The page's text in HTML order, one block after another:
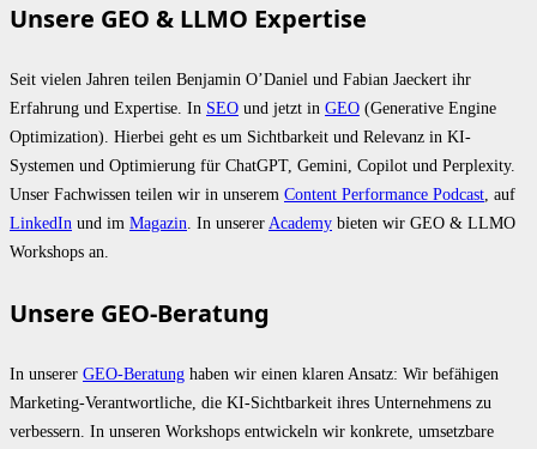
Unsere GEO & LLMO Expertise
Seit vielen Jahren teilen Benjamin O’Daniel und Fabian Jaeckert ihr
Erfahrung und Expertise. In SEO und jetzt in GEO (Generative Engine
Optimization). Hierbei geht es um Sichtbarkeit und Relevanz in KI-
Systemen und Optimierung für ChatGPT, Gemini, Copilot und Perplexity.
Unser Fachwissen teilen wir in unserem Content Performance Podcast , auf
LinkedIn und im Magazin . In unserer Academy bieten wir GEO & LLMO
Workshops an.
Unsere GEO-Beratung
In unserer GEO-Beratung haben wir einen klaren Ansatz: Wir befähigen
Marketing-Verantwortliche, die KI-Sichtbarkeit ihres Unternehmens zu
verbessern. In unseren Workshops entwickeln wir konkrete, umsetzbare